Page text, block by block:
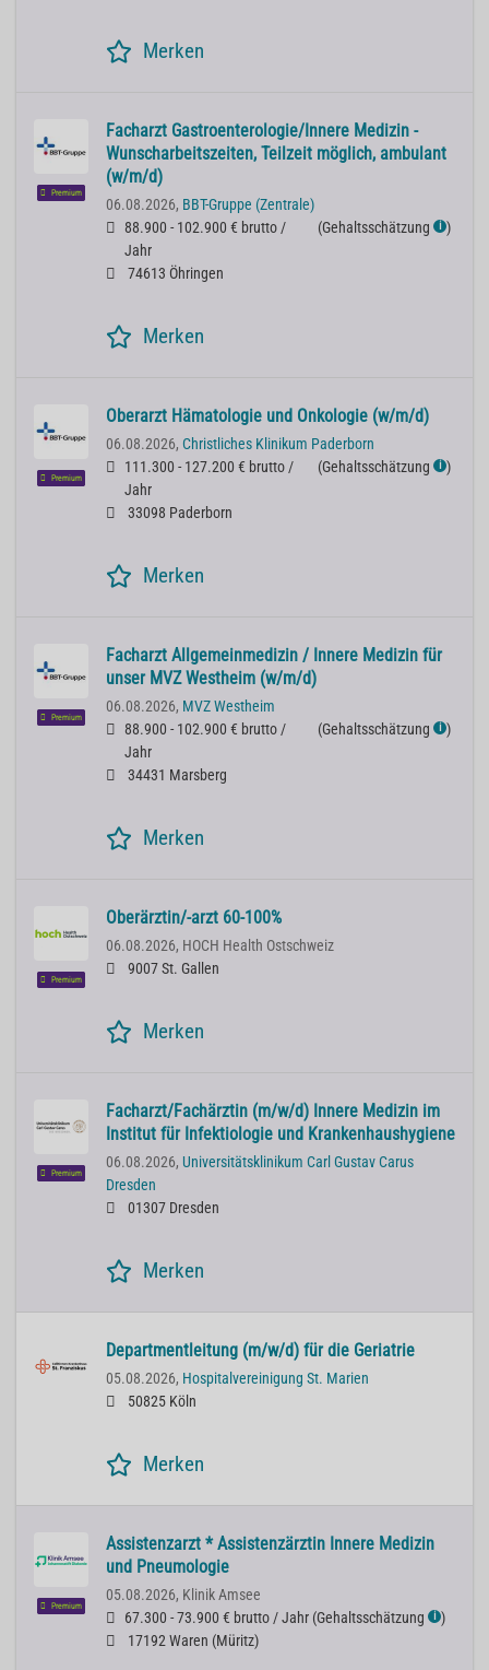
Merken
Premium
Facharzt Gastroenterologie/Innere Medizin -
Wunscharbeitszeiten, Teilzeit möglich, ambulant
(w/m/d)
06.08.2026, BBT-Gruppe (Zentrale)
88.900 - 102.900 € brutto /
Jahr
(Gehaltsschätzung ℹ )
74613 Öhringen
Merken
Premium
Oberarzt Hämatologie und Onkologie (w/m/d)
06.08.2026, Christliches Klinikum Paderborn
111.300 - 127.200 € brutto /
Jahr
(Gehaltsschätzung ℹ )
33098 Paderborn
Merken
Premium
Facharzt Allgemeinmedizin / Innere Medizin für
unser MVZ Westheim (w/m/d)
06.08.2026, MVZ Westheim
88.900 - 102.900 € brutto /
Jahr
(Gehaltsschätzung ℹ )
34431 Marsberg
Merken
Premium
Oberärztin/-arzt 60-100%
06.08.2026, HOCH Health Ostschweiz
9007 St. Gallen
Merken
Premium
Facharzt/Fachärztin (m/w/d) Innere Medizin im
Institut für Infektiologie und Krankenhaushygiene
06.08.2026, Universitätsklinikum Carl Gustav Carus
Dresden
01307 Dresden
Merken
Departmentleitung (m/w/d) für die Geriatrie
05.08.2026, Hospitalvereinigung St. Marien
50825 Köln
Merken
Premium
Assistenzarzt * Assistenzärztin Innere Medizin
und Pneumologie
05.08.2026, Klinik Amsee
67.300 - 73.900 € brutto / Jahr (Gehaltsschätzung ℹ )
17192 Waren (Müritz)